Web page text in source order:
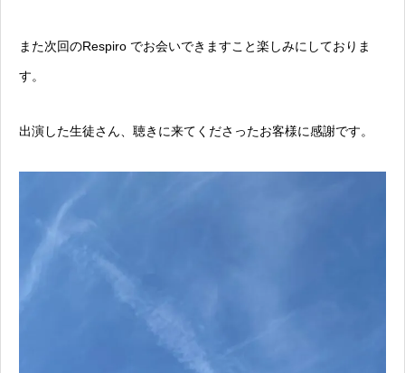
また次回のRespiro でお会いできますこと楽しみにしておりま
す。
出演した生徒さん、聴きに来てくださったお客様に感謝です。